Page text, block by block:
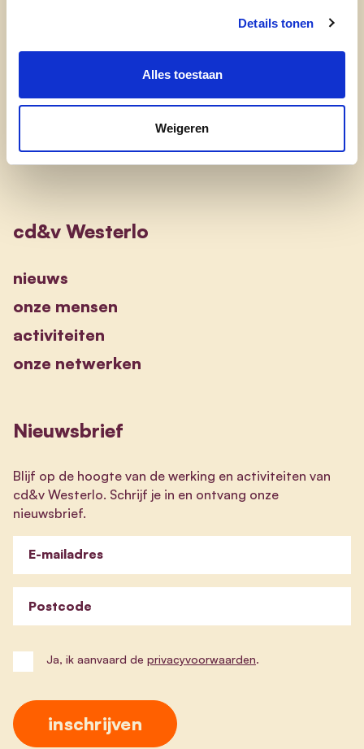
Details tonen
Alles toestaan
Weigeren
Tinne Wuyts
cd&v Westerlo
nieuws
onze mensen
activiteiten
onze netwerken
Nieuwsbrief
Blijf op de hoogte van de werking en activiteiten van
cd&v Westerlo. Schrijf je in en ontvang onze
nieuwsbrief.
E-mailadres
Postcode
Ja, ik aanvaard de privacyvoorwaarden.